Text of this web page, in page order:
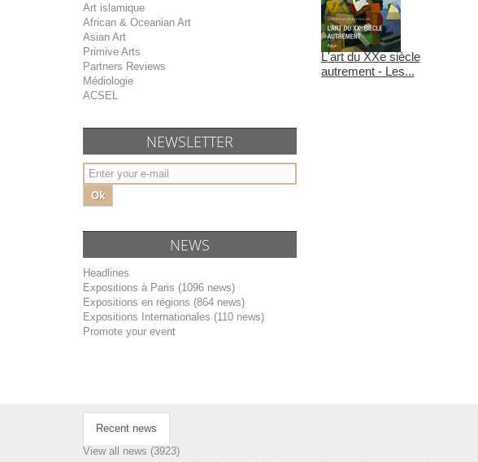
Art islamique
African & Oceanian Art
Asian Art
Primive Arts
Partners Reviews
Médiologie
ACSEL
NEWSLETTER
Ok
NEWS
Headlines
Expositions à Paris (1096 news)
Expositions en régions (864 news)
Expositions Internationales (110 news)
Promote your event
L'art du XXe siècle
autrement - Les...
Recent news
View all news (3923)